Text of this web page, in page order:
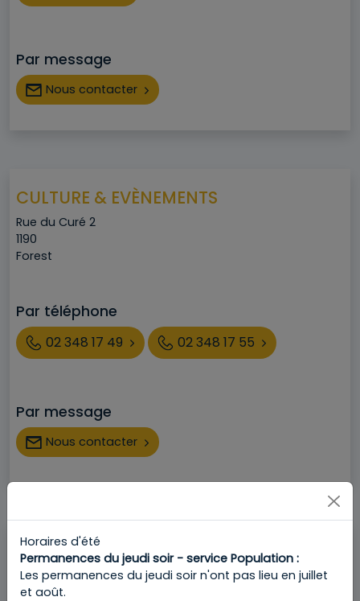
Par message
Nous contacter
CULTURE & EVÈNEMENTS
Adresse
Rue du Curé 2
Code postal
1190
Ville
Forest
Par téléphone
Téléphone02 348 17 49 02 348 17 55
Par message
Nous contacter
DÉVELOPPEMENT DURABLE
Adresse
Chaussée de Bruxelles 112
Code postal
1190
Horaires d'été
Permanences du jeudi soir - service Population :
Les permanences du jeudi soir n'ont pas lieu en juillet
et août.